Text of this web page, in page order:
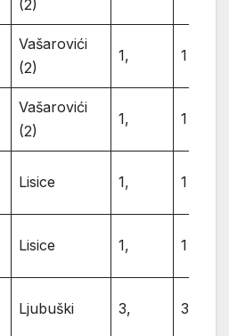
(2)
Vašarovići
(2)
1, 1
Vašarovići
(2)
1, 1
Lisice 1, 1
Lisice 1, 1
Ljubuški 3, 3